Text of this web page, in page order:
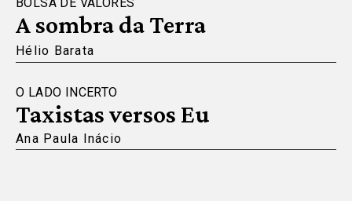
A sombra da Terra
Hélio Barata
O LADO INCERTO
Taxistas versos Eu
Ana Paula Inácio